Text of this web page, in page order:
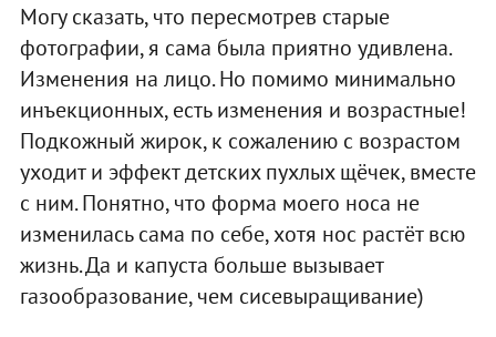
Могу сказать, что пересмотрев старые
фотографии, я сама была приятно удивлена.
Изменения на лицо. Но помимо минимально
инъекционных, есть изменения и возрастные!
Подкожный жирок, к сожалению с возрастом
уходит и эффект детских пухлых щёчек, вместе
с ним. Понятно, что форма моего носа не
изменилась сама по себе, хотя нос растёт всю
жизнь. Да и капуста больше вызывает
газообразование, чем сисевыращивание)